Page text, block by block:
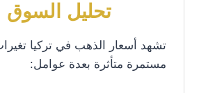
تحليل السوق
تشهد أسعار الذهب في تركيا
مستمرة متأثرة بعدة عوامل: